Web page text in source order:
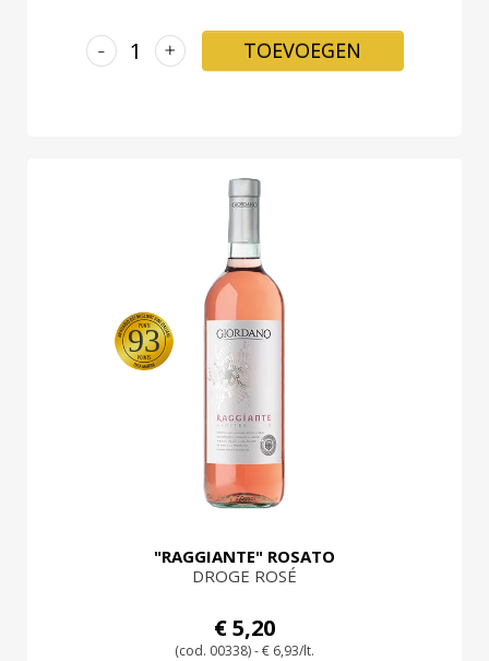
+
- TOEVOEGEN
93
"RAGGIANTE" ROSATO
DROGE ROSÉ
€ 5,20
(cod. 00338) - € 6,93/lt.